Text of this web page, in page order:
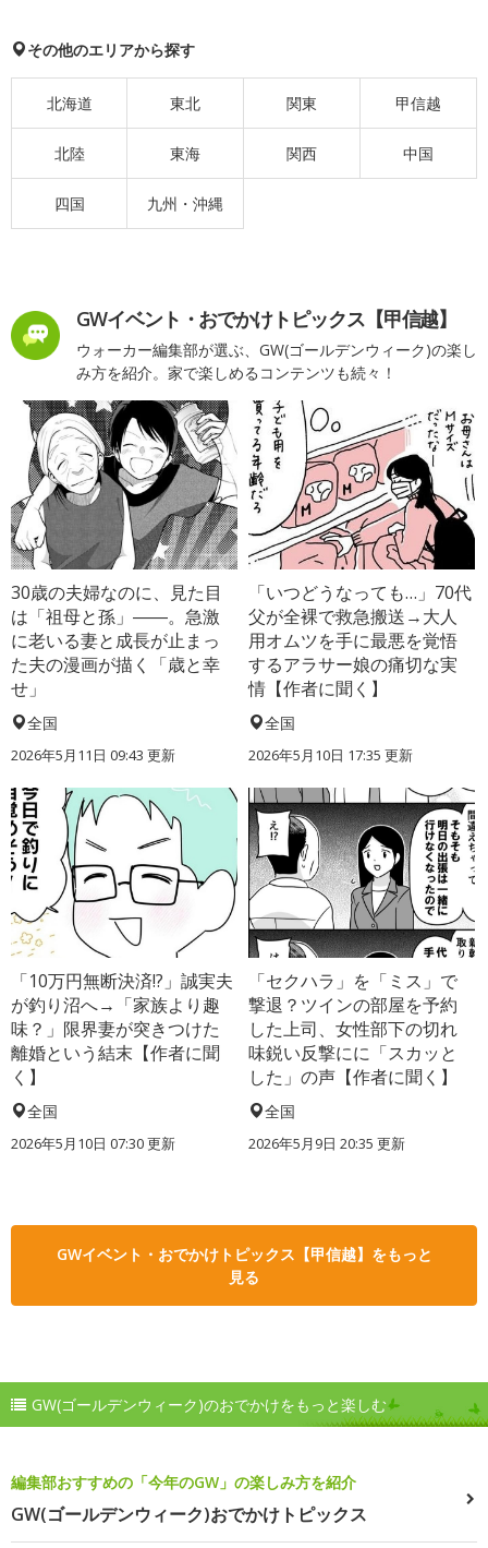
その他のエリアから探す
北海道 東北 関東 甲信越
北陸 東海 関西 中国
四国 九州・沖縄
GWイベント・おでかけトピックス【甲信越】
ウォーカー編集部が選ぶ、GW(ゴールデンウィーク)の楽し
み方を紹介。家で楽しめるコンテンツも続々！
30歳の夫婦なのに、見た目
は「祖母と孫」――。急激
に老いる妻と成長が止まっ
た夫の漫画が描く「歳と幸
せ」
全国
2026年5月11日 09:43 更新
「いつどうなっても…」70代
父が全裸で救急搬送→大人
用オムツを手に最悪を覚悟
するアラサー娘の痛切な実
情【作者に聞く】
全国
2026年5月10日 17:35 更新
「10万円無断決済!?」誠実夫
が釣り沼へ→「家族より趣
味？」限界妻が突きつけた
離婚という結末【作者に聞
く】
全国
2026年5月10日 07:30 更新
「セクハラ」を「ミス」で
撃退？ツインの部屋を予約
した上司、女性部下の切れ
味鋭い反撃にに「スカッと
した」の声【作者に聞く】
全国
2026年5月9日 20:35 更新
GWイベント・おでかけトピックス【甲信越】をもっと
見る
GW(ゴールデンウィーク)のおでかけをもっと楽しむ
編集部おすすめの「今年のGW」の楽しみ方を紹介
GW(ゴールデンウィーク)おでかけトピックス